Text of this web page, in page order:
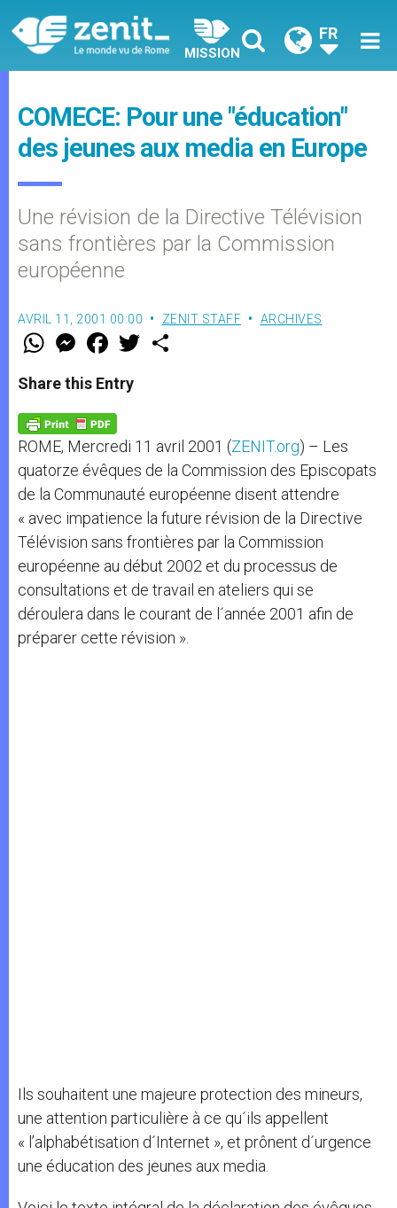
MISSION
FR
COMECE: Pour une "éducation"
des jeunes aux media en Europe
Une révision de la Directive Télévision
sans frontières par la Commission
européenne
AVRIL 11, 2001 00:00 ZENIT STAFF ARCHIVES
W
t
s
p
p
M
e
s
e
g
e
r
F
a
e
b
o
k
w
Share this Entry
ROME, Mercredi 11 avril 2001 (ZENIT.org) – Les
quatorze évêques de la Commission des Episcopats
de la Communauté européenne disent attendre
« avec impatience la future révision de la Directive
Télévision sans frontières par la Commission
européenne au début 2002 et du processus de
consultations et de travail en ateliers qui se
déroulera dans le courant de l´année 2001 afin de
préparer cette révision ».
Ils souhaitent une majeure protection des mineurs,
une attention particulière à ce qu´ils appellent
« l’alphabétisation d´Internet », et prônent d´urgence
une éducation des jeunes aux media.